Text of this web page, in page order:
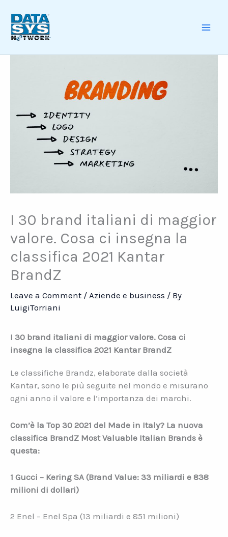
content
I 30 brand italiani di maggior
valore. Cosa ci insegna la
classifica 2021 Kantar
BrandZ
Leave a Comment / Aziende e business / By
LuigiTorriani
I 30 brand italiani di maggior valore. Cosa ci
insegna la classifica 2021 Kantar BrandZ
Le classifiche Brandz, elaborate dalla società
Kantar, sono le più seguite nel mondo e misurano
ogni anno il valore e l’importanza dei marchi.
Com’è la Top 30 2021 del Made in Italy? La nuova
classifica BrandZ Most Valuable Italian Brands è
questa:
1 Gucci – Kering SA (Brand Value: 33 miliardi e 838
milioni di dollari)
2 Enel – Enel Spa (13 miliardi e 851 milioni)